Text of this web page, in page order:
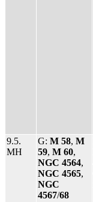
9.5.
MH
G: M 58, M
59, M 60,
NGC 4564,
NGC 4565,
NGC
4567/68